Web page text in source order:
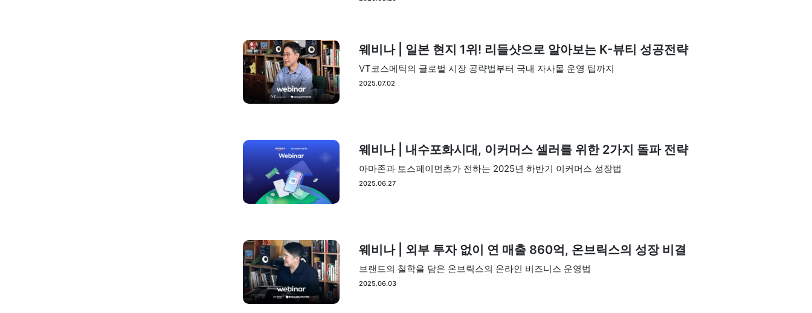
웨비나 | 일본 현지 1위! 리들샷으로 알아보는 K-뷰티 성공전략
VT코스메틱의 글로벌 시장 공략법부터 국내 자사몰 운영 팁까지
2025.07.02
웨비나 | 내수포화시대, 이커머스 셀러를 위한 2가지 돌파 전략
아마존과 토스페이먼츠가 전하는 2025년 하반기 이커머스 성장법
2025.06.27
웨비나 | 외부 투자 없이 연 매출 860억, 온브릭스의 성장 비결
브랜드의 철학을 담은 온브릭스의 온라인 비즈니스 운영법
2025.06.03